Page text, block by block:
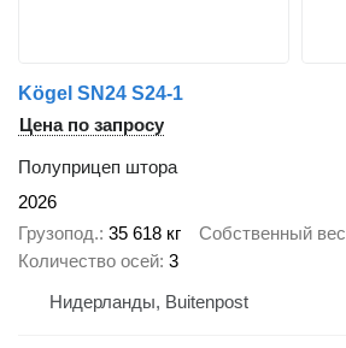
Kögel SN24 S24-1
Цена по запросу
Полуприцеп штора
2026
Грузопод. 35 618 кг Собственный вес
Количество осей 3
Нидерланды, Buitenpost